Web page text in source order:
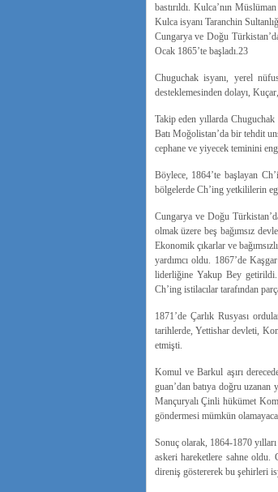
bastırıldı. Kulca’nın
Kulca isyanı Taranchin
Cungarya ve Doğu
Ocak 1865’te başladı.23
Chuguchak isyanı, yerel
desteklemesinden dolayı,
Takip eden yıllarda
Batı Moğolistan’da bir tehdit
cephane ve yiyecek teminini
Böylece, 1864’te başlayan
bölgelerde Ch’ing yetkililerin
Cungarya ve Doğu
olmak üzere beş bağımsız
Ekonomik çıkarlar ve
yardımcı oldu. 1867’de
liderliğine Yakup Bey getirildi.
Ch’ing istilacılar tarafından
1871’de Çarlık Rusyası
tarihlerde, Yettishar devleti,
etmişti.
Komul ve Barkul aşırı
guan’dan batıya doğru
Mançuryalı Çinli hükümet
göndermesi mümkün
Sonuç olarak, 1864-1870
askeri hareketlere sahne oldu.
direniş göstererek bu şehirleri